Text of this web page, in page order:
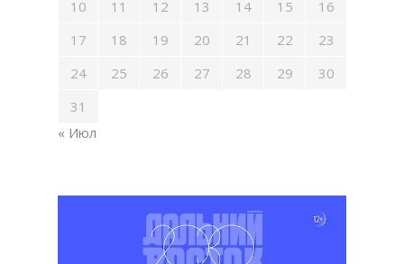
10
11 12 13 14 15
16
17
18 19 20 21 22
23
24
25 26 27 28 29
30
31
« Июл